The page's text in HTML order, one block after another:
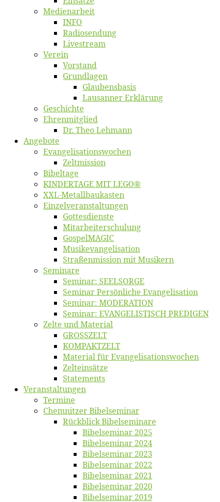
Me­di­en­ar­beit
INFO
Ra­dio­sen­dung
Live­stream
Ver­ein
Vor­stand
Grund­la­gen
Glaubens­ba­sis
Lausan­ner Erklärung
Ge­schich­te
Eh­ren­mit­glied
Dr. Theo Lehmann
An­ge­bo­te
Evangelisa­tions­wo­chen
Zelt­mis­si­on
Bi­bel­ta­ge
KINDERTAGE MIT LEGO®
XXL-Me­­tal­l­­bau­­kas­­ten
Einzelver­an­stal­tungen
Got­tes­diens­te
Mitarbeiter­schulung
Gos­pel­MA­GIC
Musikevan­ge­li­sa­tion
Straßenmis­sion mit Musikern
Se­mi­na­re
Se­mi­nar: SEELSORGE
Se­mi­nar Per­sön­li­che Evangelisation
Se­mi­nar: MODERATION
Se­mi­nar: EVANGELISTISCH PREDIGEN
Zel­te und Material
GROSSZELT
KOMPAKTZELT
Ma­te­ri­al für Evangelisationswochen
Zelt­ein­sät­ze
State­ments
Ver­an­stal­tun­gen
Ter­mi­ne
Chemnit­zer Bibelseminar
Rück­blick Bibelseminare
Bi­bel­se­mi­nar 2025
Bi­bel­se­mi­nar 2024
Bi­bel­se­mi­nar 2023
Bi­bel­se­mi­nar 2022
Bi­bel­se­mi­nar 2021
Bi­bel­se­mi­nar 2020
Bi­bel­se­mi­nar 2019